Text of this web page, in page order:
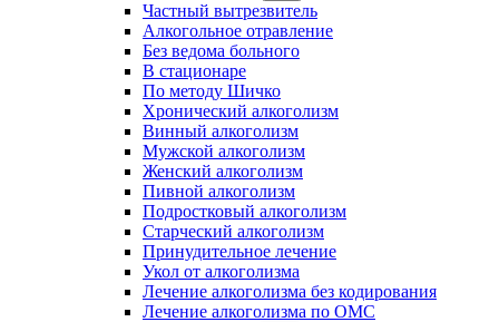
Частный вытрезвитель
Алкогольное отравление
Без ведома больного
В стационаре
По методу Шичко
Хронический алкоголизм
Винный алкоголизм
Мужской алкоголизм
Женский алкоголизм
Пивной алкоголизм
Подростковый алкоголизм
Старческий алкоголизм
Принудительное лечение
Укол от алкоголизма
Лечение алкоголизма без кодирования
Лечение алкоголизма по ОМС